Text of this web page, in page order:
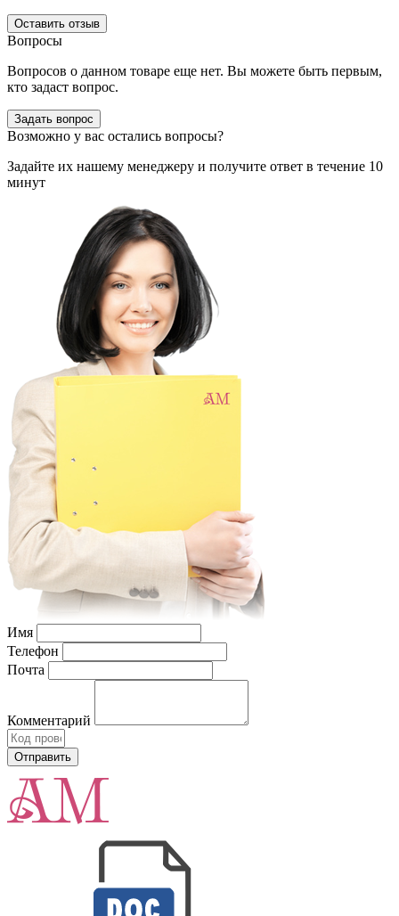
Оставить отзыв
Вопросы
Вопросов о данном товаре еще нет. Вы можете быть первым,
кто задаст вопрос.
Задать вопрос
Возможно у вас остались вопросы?
Задайте их нашему менеджеру и получите ответ в течение 10
минут
Имя
Телефон
Почта
Комментарий